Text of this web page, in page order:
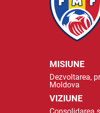
MISIUNE
Dezvoltarea,
Moldova
VIZIUNE